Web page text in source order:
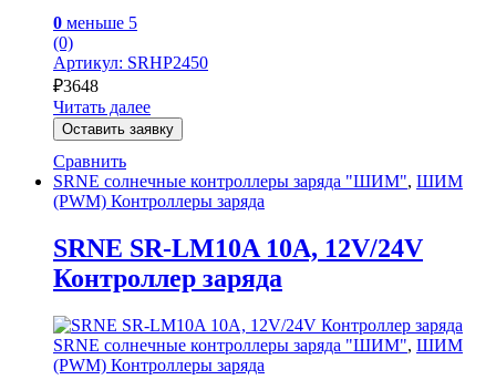
0 меньше 5
(0)
Артикул: SRHP2450
₽3648
Читать далее
Оставить заявку
Сравнить
SRNE солнечные контроллеры заряда "ШИМ", ШИМ
(PWM) Контроллеры заряда
SRNE SR-LM10A 10A, 12V/24V
Контроллер заряда
SRNE солнечные контроллеры заряда "ШИМ", ШИМ
(PWM) Контроллеры заряда